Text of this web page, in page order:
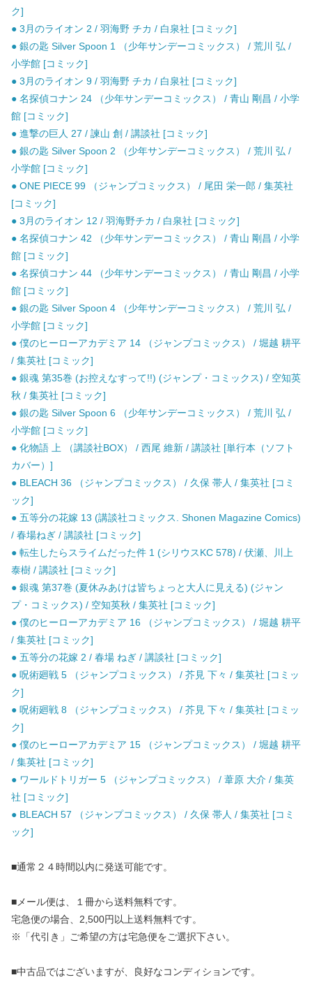
ク]
● 3月のライオン 2 / 羽海野 チカ / 白泉社 [コミック]
● 銀の匙 Silver Spoon 1 （少年サンデーコミックス） / 荒川 弘 /
小学館 [コミック]
● 3月のライオン 9 / 羽海野 チカ / 白泉社 [コミック]
● 名探偵コナン 24 （少年サンデーコミックス） / 青山 剛昌 / 小学
館 [コミック]
● 進撃の巨人 27 / 諫山 創 / 講談社 [コミック]
● 銀の匙 Silver Spoon 2 （少年サンデーコミックス） / 荒川 弘 /
小学館 [コミック]
● ONE PIECE 99 （ジャンプコミックス） / 尾田 栄一郎 / 集英社
[コミック]
● 3月のライオン 12 / 羽海野チカ / 白泉社 [コミック]
● 名探偵コナン 42 （少年サンデーコミックス） / 青山 剛昌 / 小学
館 [コミック]
● 名探偵コナン 44 （少年サンデーコミックス） / 青山 剛昌 / 小学
館 [コミック]
● 銀の匙 Silver Spoon 4 （少年サンデーコミックス） / 荒川 弘 /
小学館 [コミック]
● 僕のヒーローアカデミア 14 （ジャンプコミックス） / 堀越 耕平
/ 集英社 [コミック]
● 銀魂 第35巻 (お控えなすって!!) (ジャンプ・コミックス) / 空知英
秋 / 集英社 [コミック]
● 銀の匙 Silver Spoon 6 （少年サンデーコミックス） / 荒川 弘 /
小学館 [コミック]
● 化物語 上 （講談社BOX） / 西尾 維新 / 講談社 [単行本（ソフト
カバー）]
● BLEACH 36 （ジャンプコミックス） / 久保 帯人 / 集英社 [コミ
ック]
● 五等分の花嫁 13 (講談社コミックス. Shonen Magazine Comics)
/ 春場ねぎ / 講談社 [コミック]
● 転生したらスライムだった件 1 (シリウスKC 578) / 伏瀬、川上
泰樹 / 講談社 [コミック]
● 銀魂 第37巻 (夏休みあけは皆ちょっと大人に見える) (ジャン
プ・コミックス) / 空知英秋 / 集英社 [コミック]
● 僕のヒーローアカデミア 16 （ジャンプコミックス） / 堀越 耕平
/ 集英社 [コミック]
● 五等分の花嫁 2 / 春場 ねぎ / 講談社 [コミック]
● 呪術廻戦 5 （ジャンプコミックス） / 芥見 下々 / 集英社 [コミッ
ク]
● 呪術廻戦 8 （ジャンプコミックス） / 芥見 下々 / 集英社 [コミッ
ク]
● 僕のヒーローアカデミア 15 （ジャンプコミックス） / 堀越 耕平
/ 集英社 [コミック]
● ワールドトリガー 5 （ジャンプコミックス） / 葦原 大介 / 集英
社 [コミック]
● BLEACH 57 （ジャンプコミックス） / 久保 帯人 / 集英社 [コミ
ック]
■通常２４時間以内に発送可能です。
■メール便は、１冊から送料無料です。
宅急便の場合、2,500円以上送料無料です。
※「代引き」ご希望の方は宅急便をご選択下さい。
■中古品ではございますが、良好なコンディションです。